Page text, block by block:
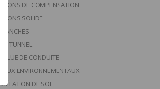
DE COMPENSATION
SOLIDE
TUNNEL
DE CONDUITE
ENVIRONNEMENTAUX
DE SOL